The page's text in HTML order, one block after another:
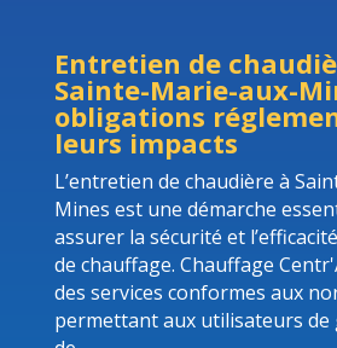
Entretien de
Sainte-Marie-aux-
obligations
leurs impacts
L’entretien de chaudière à
Mines est une démarche
assurer la sécurité et
de chauffage. Chauffage
des services conformes aux
permettant aux utilisateurs de